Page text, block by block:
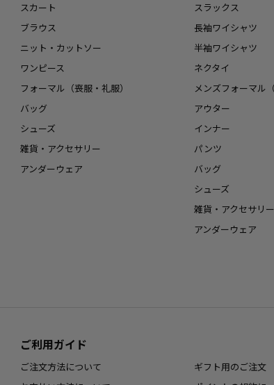
スカート
ブラウス
ニット・カットソー
ワンピース
フォーマル（喪服・礼服）
バッグ
シューズ
雑貨・アクセサリー
アンダーウェア
スラックス
長袖ワイシャツ
半袖ワイシャツ
ネクタイ
メンズフォーマル
アウター
インナー
パンツ
バッグ
シューズ
雑貨・アクセサリー
アンダーウェア
ご利用ガイド
ご注文方法について
ギフト用のご注文